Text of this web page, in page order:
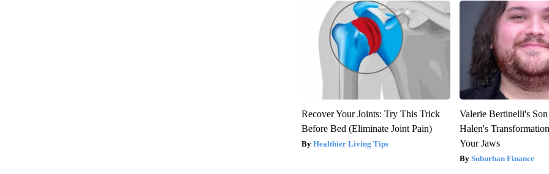
Recover Your Joints: Try This Trick
Before Bed (Eliminate Joint Pain)
Healthier Living Tips
Valerie Bertinelli's
Halen's
Your Jaws
Suburban Finance